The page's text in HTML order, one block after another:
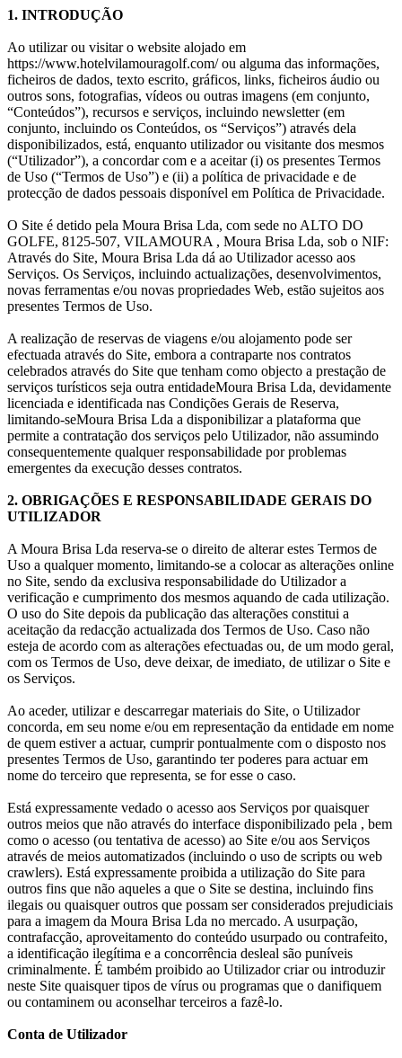
1. INTRODUÇÃO
Ao utilizar ou visitar o website alojado em
https://www.hotelvilamouragolf.com/ ou alguma das informações,
ficheiros de dados, texto escrito, gráficos, links, ficheiros áudio ou
outros sons, fotografias, vídeos ou outras imagens (em conjunto,
“Conteúdos”), recursos e serviços, incluindo newsletter (em
conjunto, incluindo os Conteúdos, os “Serviços”) através dela
disponibilizados, está, enquanto utilizador ou visitante dos mesmos
(“Utilizador”), a concordar com e a aceitar (i) os presentes Termos
de Uso (“Termos de Uso”) e (ii) a política de privacidade e de
protecção de dados pessoais disponível em Política de Privacidade.
O Site é detido pela Moura Brisa Lda, com sede no ALTO DO
GOLFE, 8125-507, VILAMOURA , Moura Brisa Lda, sob o NIF:
Através do Site, Moura Brisa Lda dá ao Utilizador acesso aos
Serviços. Os Serviços, incluindo actualizações, desenvolvimentos,
novas ferramentas e/ou novas propriedades Web, estão sujeitos aos
presentes Termos de Uso.
A realização de reservas de viagens e/ou alojamento pode ser
efectuada através do Site, embora a contraparte nos contratos
celebrados através do Site que tenham como objecto a prestação de
serviços turísticos seja outra entidadeMoura Brisa Lda, devidamente
licenciada e identificada nas Condições Gerais de Reserva,
limitando-seMoura Brisa Lda a disponibilizar a plataforma que
permite a contratação dos serviços pelo Utilizador, não assumindo
consequentemente qualquer responsabilidade por problemas
emergentes da execução desses contratos.
2. OBRIGAÇÕES E RESPONSABILIDADE GERAIS DO
UTILIZADOR
A Moura Brisa Lda reserva-se o direito de alterar estes Termos de
Uso a qualquer momento, limitando-se a colocar as alterações online
no Site, sendo da exclusiva responsabilidade do Utilizador a
verificação e cumprimento dos mesmos aquando de cada utilização.
O uso do Site depois da publicação das alterações constitui a
aceitação da redacção actualizada dos Termos de Uso. Caso não
esteja de acordo com as alterações efectuadas ou, de um modo geral,
com os Termos de Uso, deve deixar, de imediato, de utilizar o Site e
os Serviços.
Ao aceder, utilizar e descarregar materiais do Site, o Utilizador
concorda, em seu nome e/ou em representação da entidade em nome
de quem estiver a actuar, cumprir pontualmente com o disposto nos
presentes Termos de Uso, garantindo ter poderes para actuar em
nome do terceiro que representa, se for esse o caso.
Está expressamente vedado o acesso aos Serviços por quaisquer
outros meios que não através do interface disponibilizado pela , bem
como o acesso (ou tentativa de acesso) ao Site e/ou aos Serviços
através de meios automatizados (incluindo o uso de scripts ou web
crawlers). Está expressamente proibida a utilização do Site para
outros fins que não aqueles a que o Site se destina, incluindo fins
ilegais ou quaisquer outros que possam ser considerados prejudiciais
para a imagem da Moura Brisa Lda no mercado. A usurpação,
contrafacção, aproveitamento do conteúdo usurpado ou contrafeito,
a identificação ilegítima e a concorrência desleal são puníveis
criminalmente. É também proibido ao Utilizador criar ou introduzir
neste Site quaisquer tipos de vírus ou programas que o danifiquem
ou contaminem ou aconselhar terceiros a fazê-lo.
Conta de Utilizador